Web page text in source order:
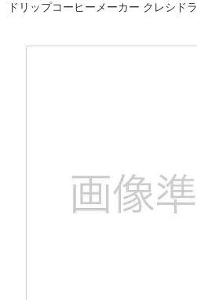
ドリップコーヒーメーカー クレシド